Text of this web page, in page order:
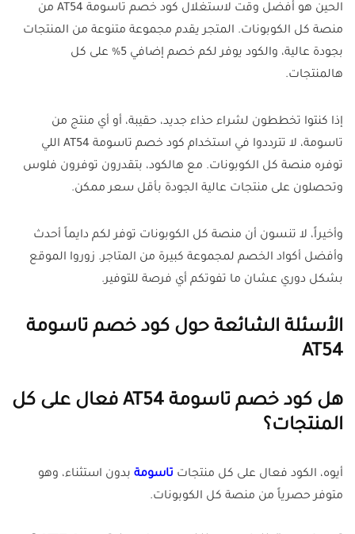
الحين هو أفضل وقت لاستغلال كود خصم تاسومة AT54 من
منصة كل الكوبونات. المتجر يقدم مجموعة متنوعة من المنتجات
بجودة عالية، والكود يوفر لكم خصم إضافي 5% على كل
هالمنتجات.
إذا كنتوا تخططون لشراء حذاء جديد، حقيبة، أو أي منتج من
تاسومة، لا تترددوا في استخدام كود خصم تاسومة AT54 اللي
توفره منصة كل الكوبونات. مع هالكود، بتقدرون توفرون فلوس
وتحصلون على منتجات عالية الجودة بأقل سعر ممكن.
وأخيراً، لا تنسون أن منصة كل الكوبونات توفر لكم دايماً أحدث
وأفضل أكواد الخصم لمجموعة كبيرة من المتاجر. زوروا الموقع
بشكل دوري عشان ما تفوتكم أي فرصة للتوفير.
الأسئلة الشائعة حول كود خصم تاسومة
AT54
هل كود خصم تاسومة AT54 فعال على كل
المنتجات؟
أيوه، الكود فعال على كل منتجات تاسومة بدون استثناء، وهو
متوفر حصرياً من منصة كل الكوبونات.